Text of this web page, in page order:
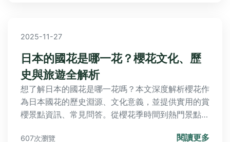
2025-11-27
日本的國花是哪一花？櫻花文化、歷
史與旅遊全解析
想了解日本的國花是哪一花嗎？本文深度解析櫻花作
為日本國花的歷史淵源、文化意義，並提供實用的賞
櫻景點資訊、常見問答。從櫻花季時間到熱門景點門
與旅遊攻略。
607次瀏覽 閱讀更多